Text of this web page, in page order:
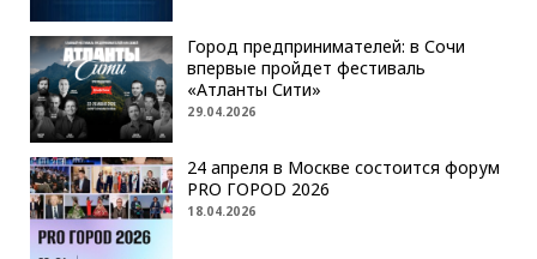
Город предпринимателей: в Сочи
впервые пройдет фестиваль
«Атланты Сити»
29.04.2026
24 апреля в Москве состоится форум
PRO ГОРОD 2026
18.04.2026